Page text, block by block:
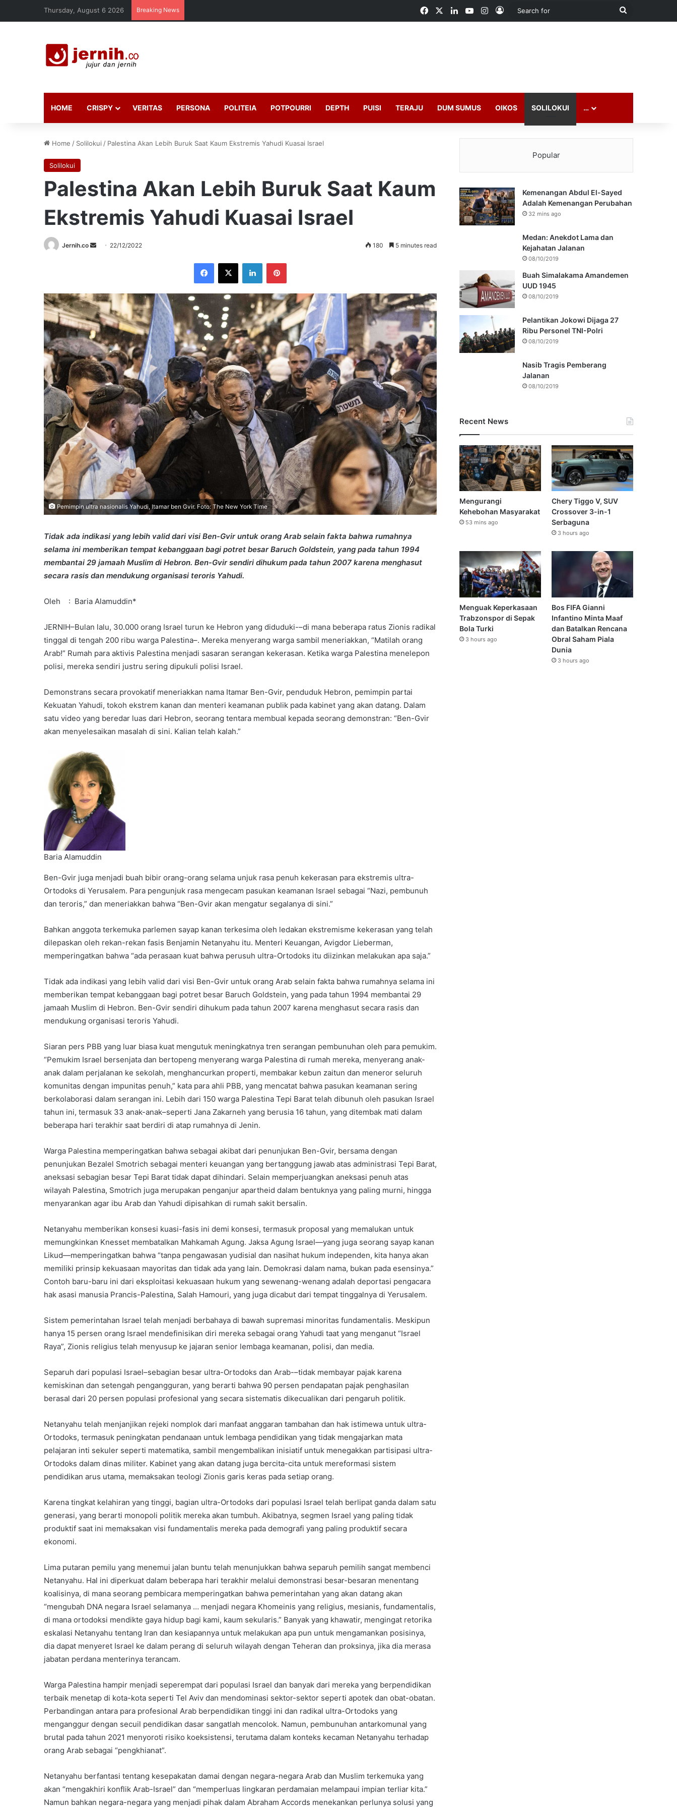
Thursday, August 6 2026 Breaking News FacebookLinkedInYouTubeInstagram
Log In
Search
HOME CRISPY VERITAS PERSONA POLITEIA POTPOURRI DEPTH PUISI TERAJU DUM SUMUS OIKOS SOLILOKUI …
Home / Solilokui / Palestina Akan Lebih Buruk Saat Kaum Ekstremis Yahudi Kuasai Israel
Solilokui
Palestina Akan Lebih Buruk Saat Kaum
Ekstremis Yahudi Kuasai Israel
Jernih.co
Send 22/12/2022 180 5 minutes read
Facebook
X LinkedInPinterest
Pemimpin ultra nasionalis Yahudi, Itamar ben Gvir. Foto: The New York Time
Tidak ada indikasi yang lebih valid dari visi Ben-Gvir untuk orang Arab selain fakta bahwa rumahnya
selama ini memberikan tempat kebanggaan bagi potret besar Baruch Goldstein, yang pada tahun 1994
membantai 29 jamaah Muslim di Hebron. Ben-Gvir sendiri dihukum pada tahun 2007 karena menghasut
secara rasis dan mendukung organisasi teroris Yahudi.
Oleh : Baria Alamuddin*
JERNIH–Bulan lalu, 30.000 orang Israel turun ke Hebron yang diduduki-–di mana beberapa ratus Zionis radikal
tinggal di tengah 200 ribu warga Palestina–. Mereka menyerang warga sambil meneriakkan, “Matilah orang
Arab!” Rumah para aktivis Palestina menjadi sasaran serangan kekerasan. Ketika warga Palestina menelepon
polisi, mereka sendiri justru sering dipukuli polisi Israel.
Demonstrans secara provokatif meneriakkan nama Itamar Ben-Gvir, penduduk Hebron, pemimpin partai
Kekuatan Yahudi, tokoh ekstrem kanan dan menteri keamanan publik pada kabinet yang akan datang. Dalam
satu video yang beredar luas dari Hebron, seorang tentara membual kepada seorang demonstran: “Ben-Gvir
akan menyelesaikan masalah di sini. Kalian telah kalah.”
Baria Alamuddin
Ben-Gvir juga menjadi buah bibir orang-orang selama unjuk rasa penuh kekerasan para ekstremis ultra-
Ortodoks di Yerusalem. Para pengunjuk rasa mengecam pasukan keamanan Israel sebagai “Nazi, pembunuh
dan teroris,” dan meneriakkan bahwa “Ben-Gvir akan mengatur segalanya di sini.”
Bahkan anggota terkemuka parlemen sayap kanan terkesima oleh ledakan ekstremisme kekerasan yang telah
dilepaskan oleh rekan-rekan fasis Benjamin Netanyahu itu. Menteri Keuangan, Avigdor Lieberman,
memperingatkan bahwa “ada perasaan kuat bahwa perusuh ultra-Ortodoks itu diizinkan melakukan apa saja.”
Tidak ada indikasi yang lebih valid dari visi Ben-Gvir untuk orang Arab selain fakta bahwa rumahnya selama ini
memberikan tempat kebanggaan bagi potret besar Baruch Goldstein, yang pada tahun 1994 membantai 29
jamaah Muslim di Hebron. Ben-Gvir sendiri dihukum pada tahun 2007 karena menghasut secara rasis dan
mendukung organisasi teroris Yahudi.
Siaran pers PBB yang luar biasa kuat mengutuk meningkatnya tren serangan pembunuhan oleh para pemukim.
“Pemukim Israel bersenjata dan bertopeng menyerang warga Palestina di rumah mereka, menyerang anak-
anak dalam perjalanan ke sekolah, menghancurkan properti, membakar kebun zaitun dan meneror seluruh
komunitas dengan impunitas penuh,” kata para ahli PBB, yang mencatat bahwa pasukan keamanan sering
berkolaborasi dalam serangan ini. Lebih dari 150 warga Palestina Tepi Barat telah dibunuh oleh pasukan Israel
tahun ini, termasuk 33 anak-anak–seperti Jana Zakarneh yang berusia 16 tahun, yang ditembak mati dalam
beberapa hari terakhir saat berdiri di atap rumahnya di Jenin.
Warga Palestina memperingatkan bahwa sebagai akibat dari penunjukan Ben-Gvir, bersama dengan
penunjukan Bezalel Smotrich sebagai menteri keuangan yang bertanggung jawab atas administrasi Tepi Barat,
aneksasi sebagian besar Tepi Barat tidak dapat dihindari. Selain memperjuangkan aneksasi penuh atas
wilayah Palestina, Smotrich juga merupakan penganjur apartheid dalam bentuknya yang paling murni, hingga
menyarankan agar ibu Arab dan Yahudi dipisahkan di rumah sakit bersalin.
Netanyahu memberikan konsesi kuasi-fasis ini demi konsesi, termasuk proposal yang memalukan untuk
memungkinkan Knesset membatalkan Mahkamah Agung. Jaksa Agung Israel—yang juga seorang sayap kanan
Likud—memperingatkan bahwa “tanpa pengawasan yudisial dan nasihat hukum independen, kita hanya akan
memiliki prinsip kekuasaan mayoritas dan tidak ada yang lain. Demokrasi dalam nama, bukan pada esensinya.”
Contoh baru-baru ini dari eksploitasi kekuasaan hukum yang sewenang-wenang adalah deportasi pengacara
hak asasi manusia Prancis-Palestina, Salah Hamouri, yang juga dicabut dari tempat tinggalnya di Yerusalem.
Sistem pemerintahan Israel telah menjadi berbahaya di bawah supremasi minoritas fundamentalis. Meskipun
hanya 15 persen orang Israel mendefinisikan diri mereka sebagai orang Yahudi taat yang menganut “Israel
Raya”, Zionis religius telah menyusup ke jajaran senior lembaga keamanan, polisi, dan media.
Separuh dari populasi Israel–sebagian besar ultra-Ortodoks dan Arab-–tidak membayar pajak karena
kemiskinan dan setengah pengangguran, yang berarti bahwa 90 persen pendapatan pajak penghasilan
berasal dari 20 persen populasi profesional yang secara sistematis dikecualikan dari pengaruh politik.
Netanyahu telah menjanjikan rejeki nomplok dari manfaat anggaran tambahan dan hak istimewa untuk ultra-
Ortodoks, termasuk peningkatan pendanaan untuk lembaga pendidikan yang tidak mengajarkan mata
pelajaran inti sekuler seperti matematika, sambil mengembalikan inisiatif untuk menegakkan partisipasi ultra-
Ortodoks dalam dinas militer. Kabinet yang akan datang juga bercita-cita untuk mereformasi sistem
pendidikan arus utama, memaksakan teologi Zionis garis keras pada setiap orang.
Karena tingkat kelahiran yang tinggi, bagian ultra-Ortodoks dari populasi Israel telah berlipat ganda dalam satu
generasi, yang berarti monopoli politik mereka akan tumbuh. Akibatnya, segmen Israel yang paling tidak
produktif saat ini memaksakan visi fundamentalis mereka pada demografi yang paling produktif secara
ekonomi.
Lima putaran pemilu yang menemui jalan buntu telah menunjukkan bahwa separuh pemilih sangat membenci
Netanyahu. Hal ini diperkuat dalam beberapa hari terakhir melalui demonstrasi besar-besaran menentang
koalisinya, di mana seorang pembicara memperingatkan bahwa pemerintahan yang akan datang akan
“mengubah DNA negara Israel selamanya … menjadi negara Khomeinis yang religius, mesianis, fundamentalis,
di mana ortodoksi mendikte gaya hidup bagi kami, kaum sekularis.” Banyak yang khawatir, mengingat retorika
eskalasi Netanyahu tentang Iran dan kesiapannya untuk melakukan apa pun untuk mengamankan posisinya,
dia dapat menyeret Israel ke dalam perang di seluruh wilayah dengan Teheran dan proksinya, jika dia merasa
jabatan perdana menterinya terancam.
Warga Palestina hampir menjadi seperempat dari populasi Israel dan banyak dari mereka yang berpendidikan
terbaik menetap di kota-kota seperti Tel Aviv dan mendominasi sektor-sektor seperti apotek dan obat-obatan.
Perbandingan antara para profesional Arab berpendidikan tinggi ini dan radikal ultra-Ortodoks yang
menganggur dengan secuil pendidikan dasar sangatlah mencolok. Namun, pembunuhan antarkomunal yang
brutal pada tahun 2021 menyoroti risiko koeksistensi, terutama dalam konteks kecaman Netanyahu terhadap
orang Arab sebagai “pengkhianat”.
Netanyahu berfantasi tentang kesepakatan damai dengan negara-negara Arab dan Muslim terkemuka yang
akan “mengakhiri konflik Arab-Israel” dan “memperluas lingkaran perdamaian melampaui impian terliar kita.”
Namun bahkan negara-negara yang menjadi pihak dalam Abraham Accords menekankan perlunya solusi yang
Popular
Kemenangan Abdul El-Sayed
Adalah Kemenangan Perubahan
32 mins ago
Medan: Anekdot Lama dan
Kejahatan Jalanan
08/10/2019
Buah Simalakama Amandemen
UUD 1945
08/10/2019
Pelantikan Jokowi Dijaga 27
Ribu Personel TNI-Polri
08/10/2019
Nasib Tragis Pemberang
Jalanan
08/10/2019
Recent News
Mengurangi
Kehebohan Masyarakat
53 mins ago
Chery Tiggo V, SUV
Crossover 3-in-1
Serbaguna
3 hours ago
Menguak Keperkasaan
Trabzonspor di Sepak
Bola Turki
3 hours ago
Bos FIFA Gianni
Infantino Minta Maaf
dan Batalkan Rencana
Obral Saham Piala
Dunia
3 hours ago